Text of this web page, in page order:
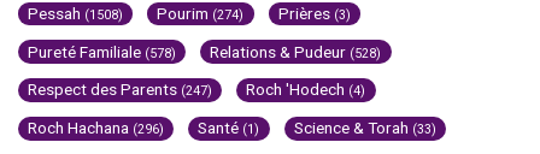
Pessah (1508) Pourim (274) Prières (3)
Pureté Familiale (578) Relations & Pudeur (528)
Respect des Parents (247) Roch 'Hodech (4)
Roch Hachana (296) Santé (1) Science & Torah (33)